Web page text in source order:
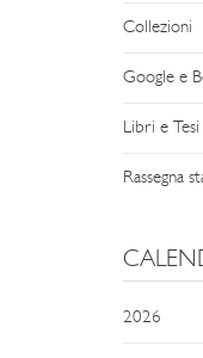
Collezioni
Google e
Libri e
Rassegna
2026